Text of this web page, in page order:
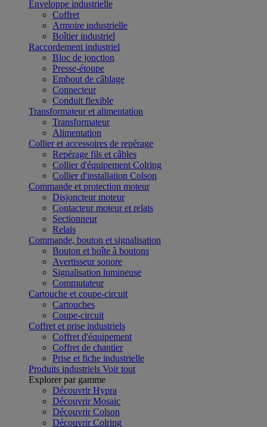
Enveloppe industrielle
Coffret
Armoire industrielle
Boîtier industriel
Raccordement industriel
Bloc de jonction
Presse-étoupe
Embout de câblage
Connecteur
Conduit flexible
Transformateur et alimentation
Transformateur
Alimentation
Collier et accessoires de repérage
Repérage fils et câbles
Collier d'équipement Colring
Collier d'installation Colson
Commande et protection moteur
Disjoncteur moteur
Contacteur moteur et relais
Sectionneur
Relais
Commande, bouton et signalisation
Bouton et boîte à boutons
Avertisseur sonore
Signalisation lumineuse
Commutateur
Cartouche et coupe-circuit
Cartouches
Coupe-circuit
Coffret et prise industriels
Coffret d'équipement
Coffret de chantier
Prise et fiche industrielle
Produits industriels Voir tout
Explorer par gamme
Découvrir Hypra
Découvrir Mosaic
Découvrir Colson
Découvrir Colring